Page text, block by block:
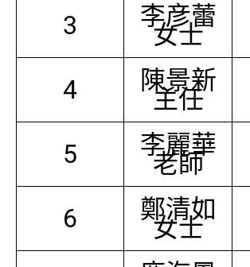
3 李彦蕾
女士
4 陳景新
主任
5 李麗華
老師
6 鄭清如
女士